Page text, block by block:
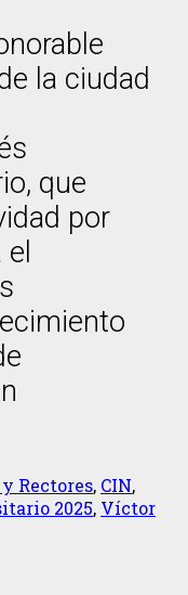
la ciudad
que
por
Rectores, CIN,
2025, Víctor